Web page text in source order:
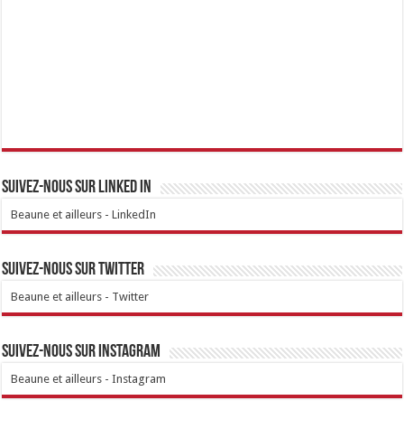
Suivez-nous sur linked IN
Beaune et ailleurs - LinkedIn
Suivez-nous sur Twitter
Beaune et ailleurs - Twitter
Suivez-nous sur Instagram
Beaune et ailleurs - Instagram